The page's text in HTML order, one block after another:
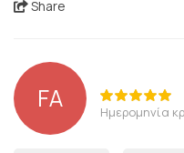
Share
FA Ημερομηνία